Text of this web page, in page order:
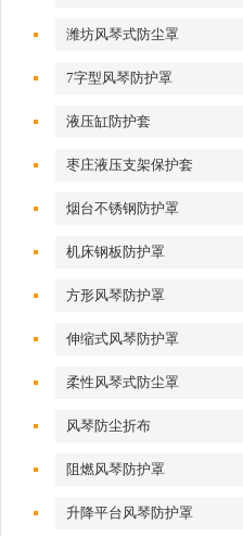
潍坊风琴式防尘罩
7字型风琴防护罩
液压缸防护套
枣庄液压支架保护套
烟台不锈钢防护罩
机床钢板防护罩
方形风琴防护罩
伸缩式风琴防护罩
柔性风琴式防尘罩
风琴防尘折布
阻燃风琴防护罩
升降平台风琴防护罩